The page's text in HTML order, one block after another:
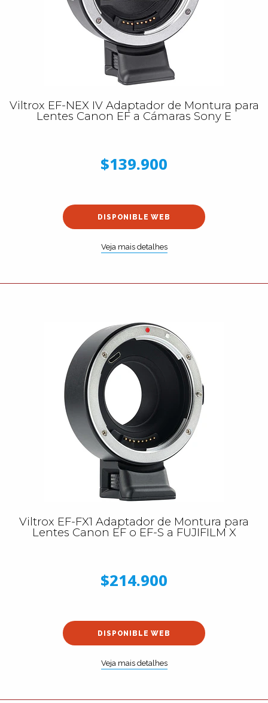
Viltrox EF-NEX IV Adaptador de Montura para
Lentes Canon EF a Cámaras Sony E
$139.900
DISPONIBLE WEB
Veja mais detalhes
Viltrox EF-FX1 Adaptador de Montura para
Lentes Canon EF o EF-S a FUJIFILM X
$214.900
DISPONIBLE WEB
Veja mais detalhes